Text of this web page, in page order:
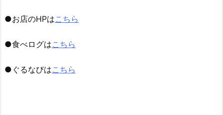
●お店のHPはこちら
●食べログはこちら
●ぐるなびはこちら